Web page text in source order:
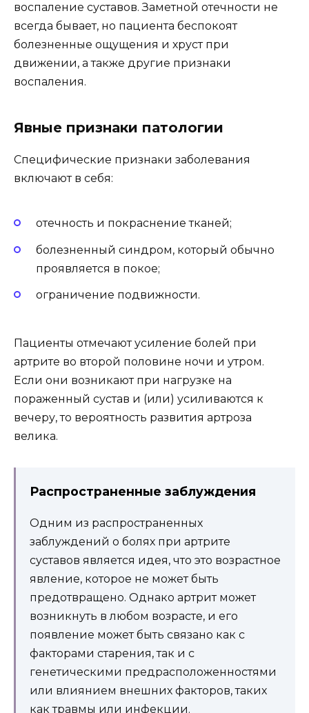
воспаление суставов. Заметной отечности не
всегда бывает, но пациента беспокоят
болезненные ощущения и хруст при
движении, а также другие признаки
воспаления.
Явные признаки патологии
Специфические признаки заболевания
включают в себя:
отечность и покраснение тканей;
болезненный синдром, который обычно
проявляется в покое;
ограничение подвижности.
Пациенты отмечают усиление болей при
артрите во второй половине ночи и утром.
Если они возникают при нагрузке на
пораженный сустав и (или) усиливаются к
вечеру, то вероятность развития артроза
велика.
Распространенные заблуждения
Одним из распространенных
заблуждений о болях при артрите
суставов является идея, что это возрастное
явление, которое не может быть
предотвращено. Однако артрит может
возникнуть в любом возрасте, и его
появление может быть связано как с
факторами старения, так и с
генетическими предрасположенностями
или влиянием внешних факторов, таких
как травмы или инфекции.